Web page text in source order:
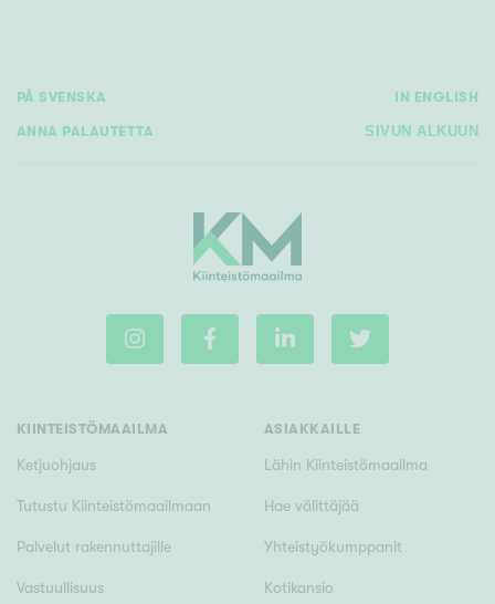
PÅ SVENSKA IN ENGLISH
ANNA PALAUTETTA SIVUN ALKUUN
KIINTEISTÖMAAILMA
Ketjuohjaus
Tutustu Kiinteistömaailmaan
Palvelut rakennuttajille
Vastuullisuus
ASIAKKAILLE
Lähin Kiinteistömaailma
Hae välittäjää
Yhteistyökumppanit
Kotikansio